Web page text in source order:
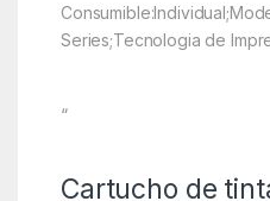
Series;Tecnologia de
“
Cartucho de